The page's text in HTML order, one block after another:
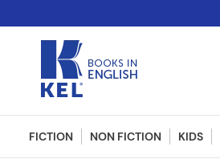
FICTION NON FICTION KIDS